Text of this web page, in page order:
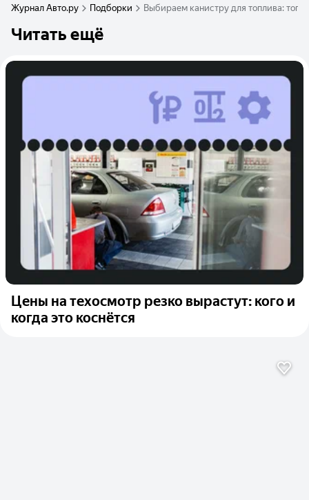
Журнал Авто.ру Подборки Выбираем канистру для топлива: топ-
Читать ещё
Цены на техосмотр резко вырастут: кого и
когда это коснётся